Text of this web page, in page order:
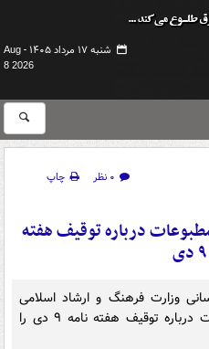
شنبه ۱۷ مرداد ۱۴۰۵ -
Aug
8 2026
۰ نظر
چاپ
درباره توقیف هفته
وزارت فرهنگ و ارشاد اسلامی
توضیحات هیأت نظارت بر مطبوعات درباره توقیف هفته نامه ۹ دی را